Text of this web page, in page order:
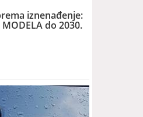
iznenađenje:
MODELA do 2030.